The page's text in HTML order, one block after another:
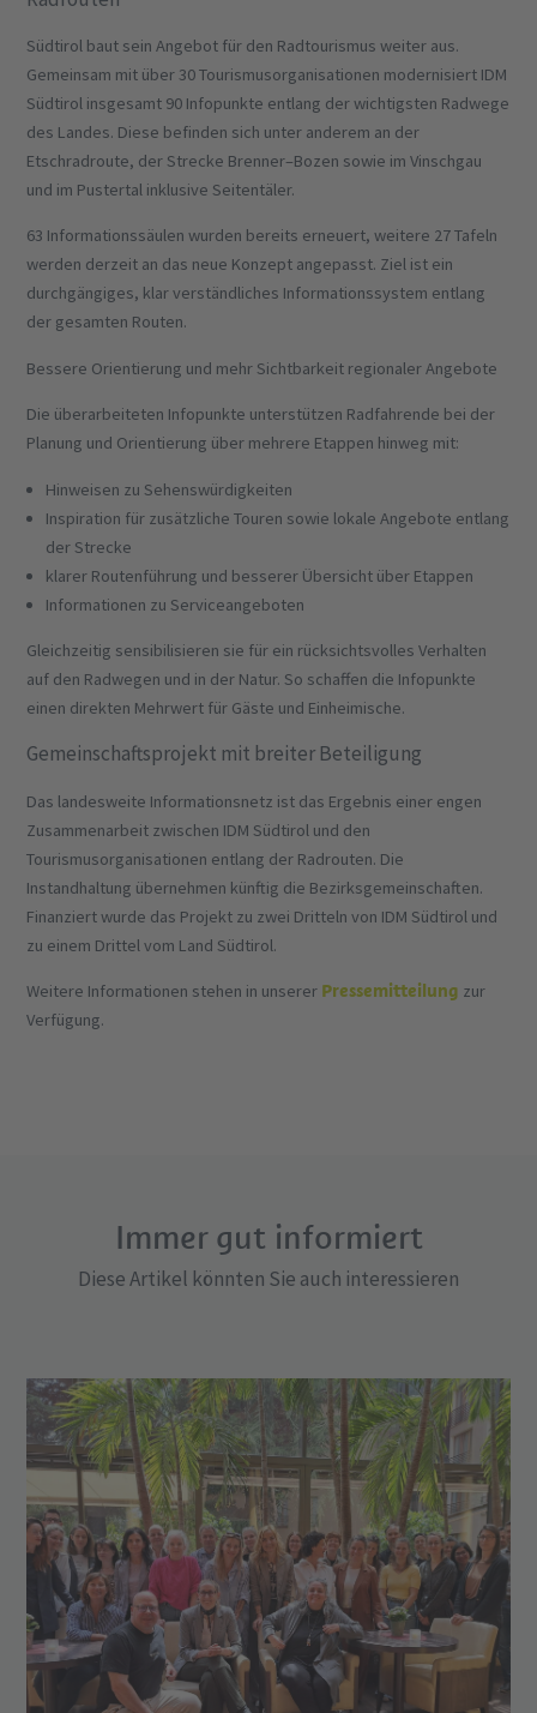
Südtirol baut sein Angebot für den Radtourismus weiter aus.
Gemeinsam mit über 30 Tourismusorganisationen modernisiert IDM
Südtirol insgesamt 90 Infopunkte entlang der wichtigsten Radwege
des Landes. Diese befinden sich unter anderem an der
Etschradroute, der Strecke Brenner–Bozen sowie im Vinschgau
und im Pustertal inklusive Seitentäler.
63 Informationssäulen wurden bereits erneuert, weitere 27 Tafeln
werden derzeit an das neue Konzept angepasst. Ziel ist ein
durchgängiges, klar verständliches Informationssystem entlang
der gesamten Routen.
Bessere Orientierung und mehr Sichtbarkeit regionaler Angebote
Die überarbeiteten Infopunkte unterstützen Radfahrende bei der
Planung und Orientierung über mehrere Etappen hinweg mit:
Hinweisen zu Sehenswürdigkeiten
Inspiration für zusätzliche Touren sowie lokale Angebote entlang
der Strecke
klarer Routenführung und besserer Übersicht über Etappen
Informationen zu Serviceangeboten
Gleichzeitig sensibilisieren sie für ein rücksichtsvolles Verhalten
auf den Radwegen und in der Natur. So schaffen die Infopunkte
einen direkten Mehrwert für Gäste und Einheimische.
Gemeinschaftsprojekt mit breiter Beteiligung
Das landesweite Informationsnetz ist das Ergebnis einer engen
Zusammenarbeit zwischen IDM Südtirol und den
Tourismusorganisationen entlang der Radrouten. Die
Instandhaltung übernehmen künftig die Bezirksgemeinschaften.
Finanziert wurde das Projekt zu zwei Dritteln von IDM Südtirol und
zu einem Drittel vom Land Südtirol.
Weitere Informationen stehen in unserer Pressemitteilung zur
Verfügung.
Immer gut informiert
Diese Artikel könnten Sie auch interessieren